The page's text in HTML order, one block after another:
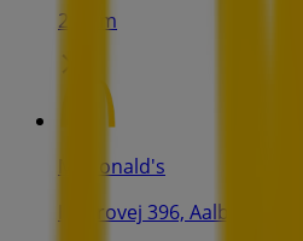
2.8 km
McDonald's
Hobrovej 396, Aalborg